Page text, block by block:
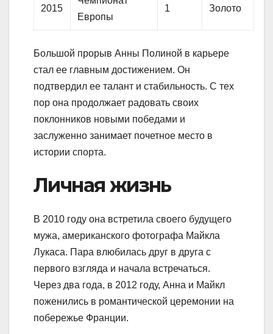
2015
Европы
1 Золото
Большой прорыв Анны Полиной в карьере
стал ее главным достижением. Он
подтвердил ее талант и стабильность. С тех
пор она продолжает радовать своих
поклонников новыми победами и
заслуженно занимает почетное место в
истории спорта.
Личная жизнь
В 2010 году она встретила своего будущего
мужа, американского фотографа Майкла
Лукаса. Пара влюбилась друг в друга с
первого взгляда и начала встречаться.
Через два года, в 2012 году, Анна и Майкл
поженились в романтической церемонии на
побережье Франции.